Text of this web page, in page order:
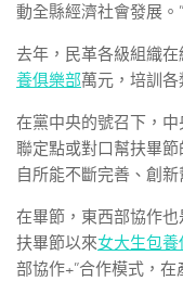
動全縣經濟社會發展。
去年，民革各級組織
養俱樂部萬元，培訓各
在黨中央的號召下，
聯定點或對口幫扶畢
自所能不斷完善、創新
在畢節，東西部協作
扶畢節以來女大生包養
部協作+”合作模式，在